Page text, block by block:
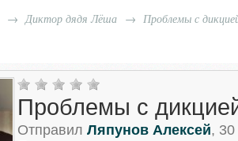
→ Диктор дядя Лёша → Проблемы с
Проблемы с
Отправил Ляпунов Алексей,